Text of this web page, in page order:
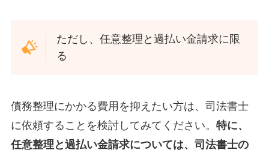
ただし、任意整理と過払い金請求に限
る
債務整理にかかる費用を抑えたい方は、司法書士
に依頼することを検討してみてください。 特に、
任意整理と過払い金請求については、司法書士の